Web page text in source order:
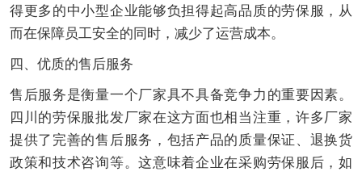
得更多的中小型企业能够负担得起高品质的劳保服，从
而在保障员工安全的同时，减少了运营成本。
四、优质的售后服务
售后服务是衡量一个厂家具不具备竞争力的重要因素。
四川的劳保服批发厂家在这方面也相当注重，许多厂家
提供了完善的售后服务，包括产品的质量保证、退换货
政策和技术咨询等。这意味着企业在采购劳保服后，如